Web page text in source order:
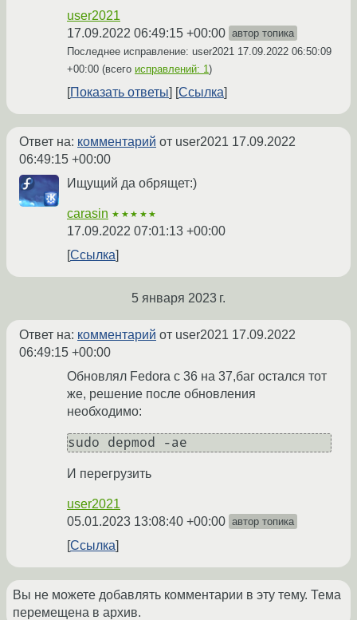
user2021
17.09.2022 06:49:15 +00:00 автор топика
Последнее исправление: user2021 17.09.2022 06:50:09
+00:00 (всего исправлений: 1)
Показать ответы Ссылка
Ответ на: комментарий от user2021 17.09.2022
06:49:15 +00:00
Ищущий да обрящет:)
carasin ★★★★★
17.09.2022 07:01:13 +00:00
Ссылка
5 января 2023 г.
Ответ на: комментарий от user2021 17.09.2022
06:49:15 +00:00
Обновлял Fedora с 36 на 37,баг остался тот
же, решение после обновления
необходимо:
И перегрузить
user2021
05.01.2023 13:08:40 +00:00 автор топика
Ссылка
Вы не можете добавлять комментарии в эту тему. Тема
перемещена в архив.